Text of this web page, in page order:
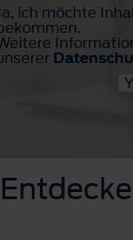
ich möchte